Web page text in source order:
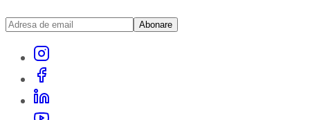
Abonare